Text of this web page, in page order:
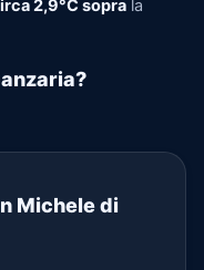
2,9°C sopra la
Michele di